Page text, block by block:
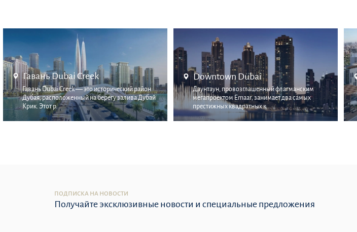
Downtown Dubai
Даунтаун, провозглашенный флагманским
мегапроектом Emaar, занимает два самых
престижных квадратных к...
Mina Rashid
Mina Rashid - один из крупнейших портов и
престижный адрес Дубая, это богатое
прибрежное место рядом...
ПОДПИСКА НА НОВОСТИ
Получайте эксклюзивные новости и специальные предложения